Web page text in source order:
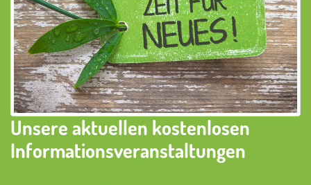
Unsere aktuellen kostenlosen
Informationsveranstaltungen